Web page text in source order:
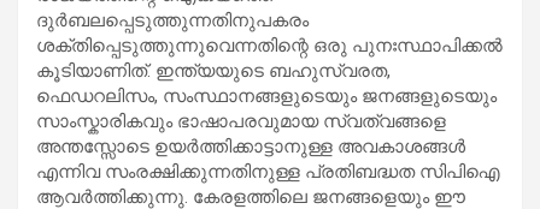
ദുർബലപ്പെടുത്തുന്നതിനുപകരം
ശക്തിപ്പെടുത്തുന്നുവെന്നതിന്റെ ഒരു പുനഃസ്ഥാപിക്കൽ
കൂടിയാണിത്. ഇന്ത്യയുടെ ബഹുസ്വരത,
ഫെഡറലിസം, സംസ്ഥാനങ്ങളുടെയും ജനങ്ങളുടെയും
സാംസ്കാരികവും ഭാഷാപരവുമായ സ്വത്വങ്ങളെ
അന്തസ്സോടെ ഉയർത്തിക്കാട്ടാനുള്ള അവകാശങ്ങൾ
എന്നിവ സംരക്ഷിക്കുന്നതിനുള്ള പ്രതിബദ്ധത സിപിഐ
ആവർത്തിക്കുന്നു. കേരളത്തിലെ ജനങ്ങളെയും ഈ